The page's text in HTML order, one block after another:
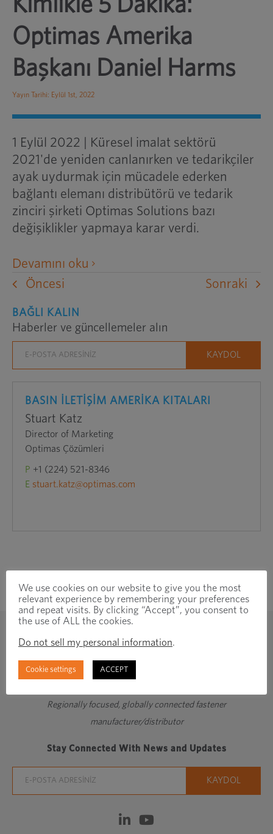
Kimlikle 5 Dakika:
Optimas Amerika
Başkanı Daniel Harms
Yayın Tarihi: Eylül 1st, 2022
1 Eylül 2022 | Küresel imalat sektörü
2021'de yeniden canlanırken ve tedarikçiler
ayak uydurmak için mücadele ederken
bağlantı elemanı distribütörü ve tedarik
zinciri şirketi Optimas Solutions bazı
değişiklikler yapmaya karar verdi.
Devamını oku harici
yeni
bir
pencerede
Öncesi Sonraki
BAĞLI KALIN
Haberler ve güncellemeler alın
BASIN İLETİŞİM AMERİKA KITALARI
Stuart Katz
Director of Marketing
Optimas Çözümleri
P +1 (224) 521-8346
E stuart.katz@optimas.com
Regionally focused, globally connected fastener
manufacturer/distributor
Stay Connected With News and Updates
We use cookies on our website to give you the most
relevant experience by remembering your preferences
and repeat visits. By clicking “Accept”, you consent to
the use of ALL the cookies.
Do not sell my personal information.
Cookie settings ACCEPT